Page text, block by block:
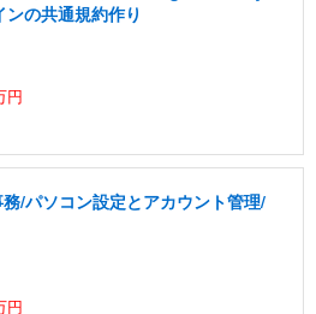
の共通規約作り
円
/パソコン設定とアカウント管理/
円